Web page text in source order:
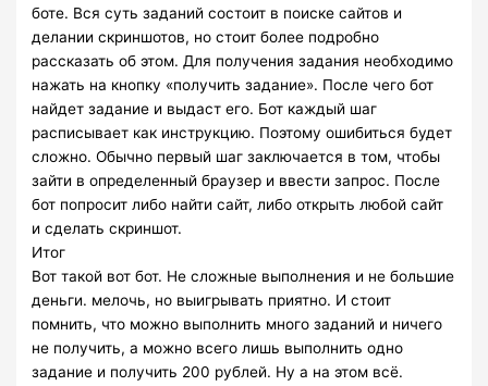
боте. Вся суть заданий состоит в поиске сайтов и
делании скриншотов, но стоит более подробно
рассказать об этом. Для получения задания необходимо
нажать на кнопку «получить задание». После чего бот
найдет задание и выдаст его. Бот каждый шаг
расписывает как инструкцию. Поэтому ошибиться будет
сложно. Обычно первый шаг заключается в том, чтобы
зайти в определенный браузер и ввести запрос. После
бот попросит либо найти сайт, либо открыть любой сайт
и сделать скриншот.
Итог
Вот такой вот бот. Не сложные выполнения и не большие
деньги. мелочь, но выигрывать приятно. И стоит
помнить, что можно выполнить много заданий и ничего
не получить, а можно всего лишь выполнить одно
задание и получить 200 рублей. Ну а на этом всё.